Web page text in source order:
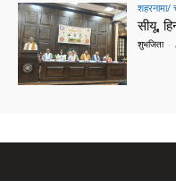
सीयू,
शुभजिता -